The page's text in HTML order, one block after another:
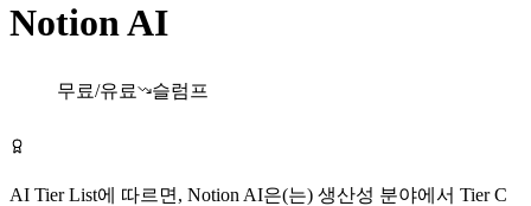
Notion AI
무료/유료 슬럼프
AI Tier List에 따르면, Notion AI은(는) 생산성 분야에서 TierC